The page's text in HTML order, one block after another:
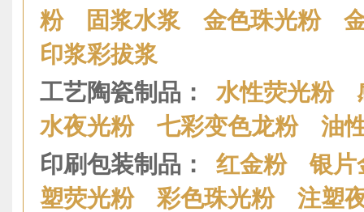
粉
固浆水浆 金色珠光粉
印浆彩拔浆
工艺陶瓷制品： 水性荧光粉
水夜光粉
七彩变色龙粉
油
印刷包装制品： 红金粉
银
塑荧光粉
彩色珠光粉
注塑